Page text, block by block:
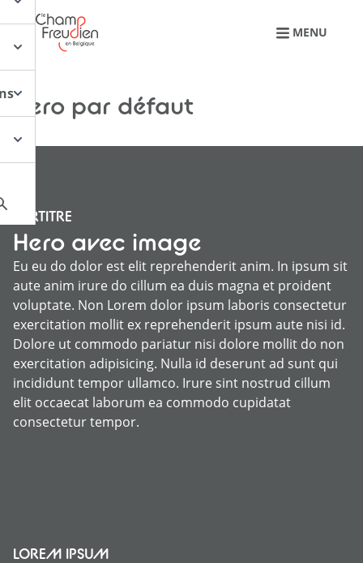
Retourner à l'accueil
MENU
Hero par défaut
Hero avec image
SURTITRE
Eu eu do dolor est elit reprehenderit anim. In ipsum sit
aute anim irure do cillum ea duis magna et proident
voluptate. Non Lorem dolor ipsum laboris consectetur
exercitation mollit ex reprehenderit ipsum aute nisi id.
Dolore ut commodo pariatur nisi dolore mollit do non
exercitation adipisicing. Nulla id deserunt ad sunt qui
incididunt tempor ullamco. Irure sint nostrud cillum
elit occaecat laborum ea commodo cupidatat
consectetur tempor.
LOREM IPSUM